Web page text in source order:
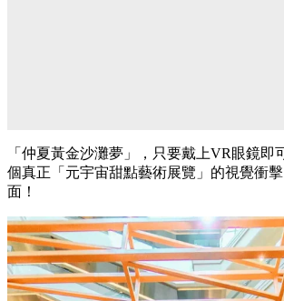
「仲夏黃金沙灘夢」，只要戴上VR眼鏡即
個真正「元宇宙甜點藝術展覽」的視覺衝
面！